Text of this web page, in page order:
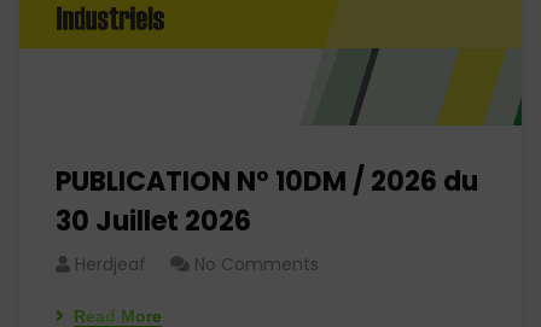
PUBLICATION N° 10DM / 2026 du
30 Juillet 2026
Herdjeaf No Comments
Read More